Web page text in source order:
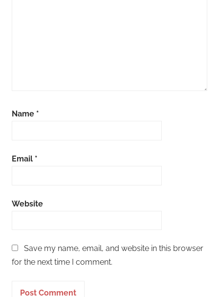
Name *
Email *
Website
Save my name, email, and website in this browser
for the next time I comment.